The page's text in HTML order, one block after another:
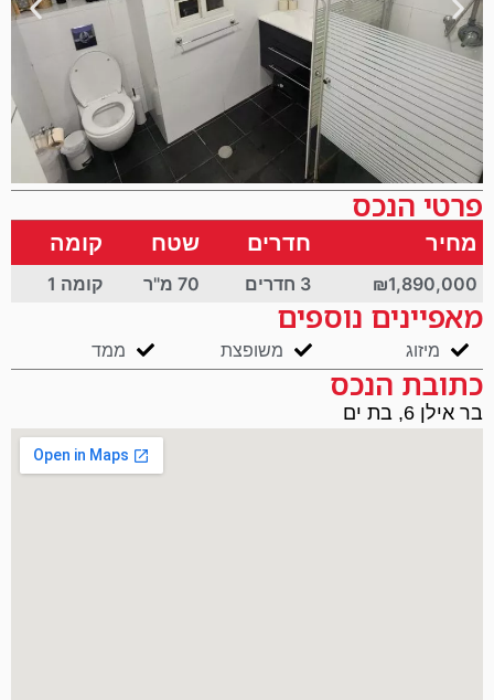
פרטי הנכס
מחיר חדרים שטח קומה
₪1,890,000 3 חדרים 70 מ"ר קומה 1
מאפיינים נוספים
מיזוג משופצת ממד
כתובת הנכס
בר אילן 6, בת ים